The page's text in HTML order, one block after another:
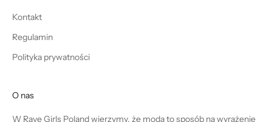
Kontakt
Regulamin
Polityka prywatności
O nas
W Rave Girls Poland wierzymy, że moda to sposób na wyrażenie